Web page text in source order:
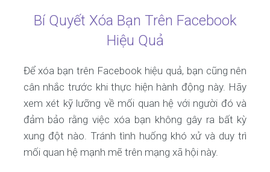
Bí Quyết Xóa Bạn Trên Facebook
Hiệu Quả
Để xóa bạn trên Facebook hiệu quả, bạn cũng nên
cân nhắc trước khi thực hiện hành động này. Hãy
xem xét kỹ lưỡng về mối quan hệ với người đó và
đảm bảo rằng việc xóa bạn không gây ra bất kỳ
xung đột nào. Tránh tình huống khó xử và duy trì
mối quan hệ mạnh mẽ trên mạng xã hội này.